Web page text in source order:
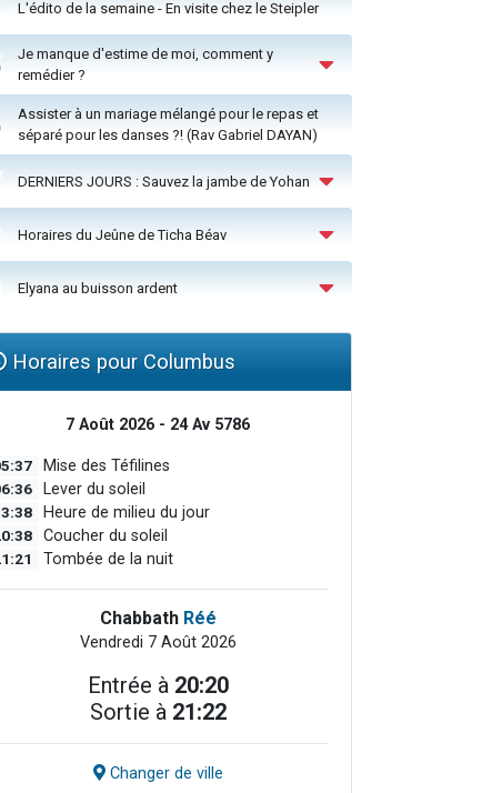
L'édito de la semaine - En visite chez le Steipler
Je manque d'estime de moi, comment y
remédier ?
Assister à un mariage mélangé pour le repas et
séparé pour les danses ?! (Rav Gabriel DAYAN)
DERNIERS JOURS : Sauvez la jambe de Yohan
Horaires du Jeûne de Ticha Béav
Elyana au buisson ardent
Horaires pour Columbus
7 Août 2026 - 24 Av 5786
Mise des Téfilines
Lever du soleil
Heure de milieu du jour
Coucher du soleil
Tombée de la nuit
Chabbath Réé
Vendredi 7 Août 2026
Entrée à 20:20
Sortie à 21:22
Changer de ville